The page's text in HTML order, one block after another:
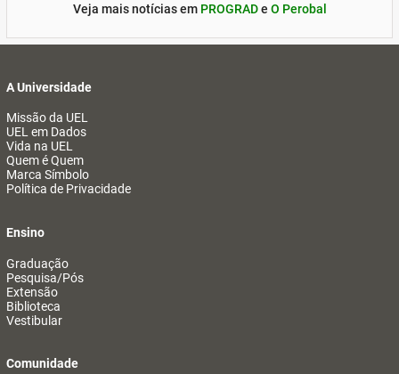
Veja mais notícias em PROGRADe O Perobal
A Universidade
Missão da UEL
UEL em Dados
Vida na UEL
Quem é Quem
Marca Símbolo
Política de Privacidade
Ensino
Graduação
Pesquisa/Pós
Extensão
Biblioteca
Vestibular
Comunidade